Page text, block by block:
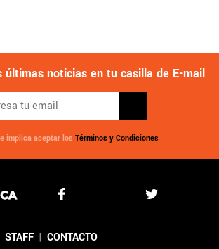
últimas noticias en tu casilla de E-mail
implica aceptar los Términos y Condiciones
STAFF | CONTACTO